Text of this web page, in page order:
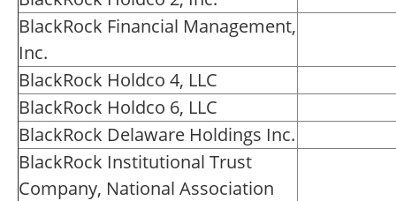
BlackRock Financial Management,
Inc.
BlackRock Holdco 4, LLC
BlackRock Holdco 6, LLC
BlackRock Delaware Holdings Inc.
BlackRock Institutional Trust
Company, National Association